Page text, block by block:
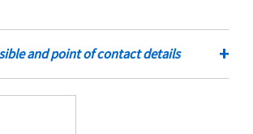
and point of contact details +